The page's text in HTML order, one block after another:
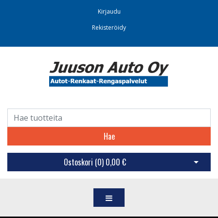
Kirjaudu
Rekisteröidy
Hae
Ostoskori (0) 0,00 € Avaa